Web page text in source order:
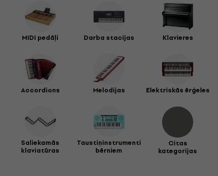
MIDI pedāļi Darba stacijas Klavieres
Accordions Melodijas Elektriskās ērģeles
Saliekamās
klaviatūras
Taustiņinstrumenti
bērniem
Citas
kategorijas